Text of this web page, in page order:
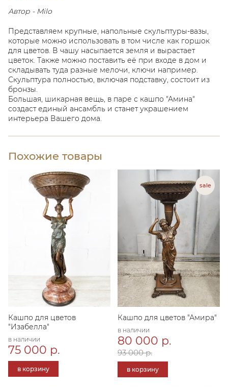
Автор - Milo
Представляем крупные, напольные скульптуры-вазы,
которые можно использовать в том числе как горшок
для цветов. В чашу насыпается земля и вырастает
цветок. Также можно поставить её при входе в дом и
складывать туда разные мелочи, ключи например.
Скульптура полностью, включая подставку, состоит из
бронзы.
Большая, шикарная вещь, в паре с кашпо "Амина"
создаст единый ансамбль и станет украшением
интерьера Вашего дома.
Похожие товары
Кашпо для цветов
"Изабелла"
в наличии
75 000 р.
в корзину
Кашпо для цветов "Амира"
в наличии
80 000 р.
93 000 р.
в корзину